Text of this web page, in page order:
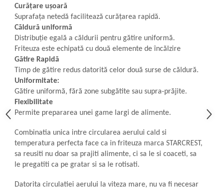
Ingrijire personala
Cantare corporale
Ingrijire tesaturi
Statii de calcat
Masini de cusut
Ondulatoare
Perii de par electrice
Periute de dinti electrice
Pile electrice
Placi de indreptat parul
Plite
Preparare alimente
Masini de tocat
Curățare ușoară
Suprafața netedă facilitează curățarea rapidă.
Căldură uniformă
Distribuție egală a căldurii pentru gătire uniformă.
Friteuza este echipată cu două elemente de încălzire
Gătire Rapidă
Timp de gătire redus datorită celor două surse de căldură.
Uniformitate:
Gătire uniformă, fără zone subgătite sau supra-prăjite.
Flexibilitate
Permite prepararea unei game largi de alimente.
Combinatia unica intre circularea aerului cald si
temperatura perfecta face ca in friteuza marca STARCREST,
sa reusiti nu doar sa prajiti alimente, ci sa le si coaceti, sa
le pregatiti ca pe gratar si sa le rotisati.
Datorita circulatiei aerului la viteza mare, nu va fi necesar